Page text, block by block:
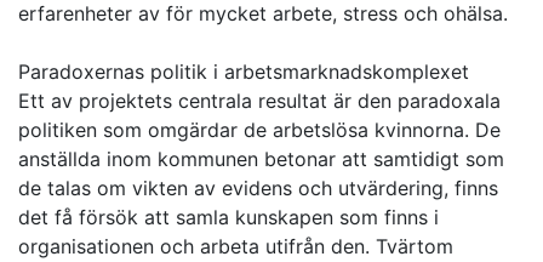
erfarenheter av för mycket arbete, stress och ohälsa.
Paradoxernas politik i arbetsmarknadskomplexet
Ett av projektets centrala resultat är den paradoxala
politiken som omgärdar de arbetslösa kvinnorna. De
anställda inom kommunen betonar att samtidigt som
de talas om vikten av evidens och utvärdering, finns
det få försök att samla kunskapen som finns i
organisationen och arbeta utifrån den. Tvärtom